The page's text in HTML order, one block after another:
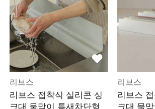
리브스
리브스 접착식 실리콘 싱
크대 물막이 틈새차단형
리브스
리브스
크대 물